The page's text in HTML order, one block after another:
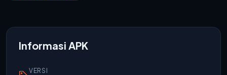
Informasi APK
VERSI